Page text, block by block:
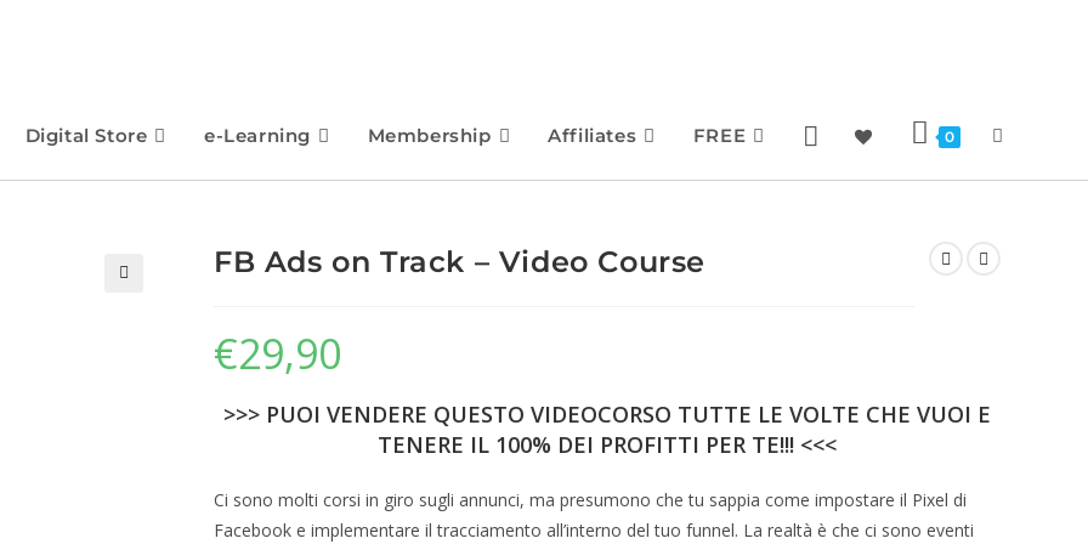
Digital Store e-Learning Membership Affiliates FREE 0
FB Ads on Track – Video Course
€29,90
>>> PUOI VENDERE QUESTO VIDEOCORSO TUTTE LE VOLTE CHE VUOI E
TENERE IL 100% DEI PROFITTI PER TE!!! <<<
Ci sono molti corsi in giro sugli annunci, ma presumono che tu sappia come impostare il Pixel di
Facebook e implementare il tracciamento all’interno del tuo funnel. La realtà è che ci sono eventi